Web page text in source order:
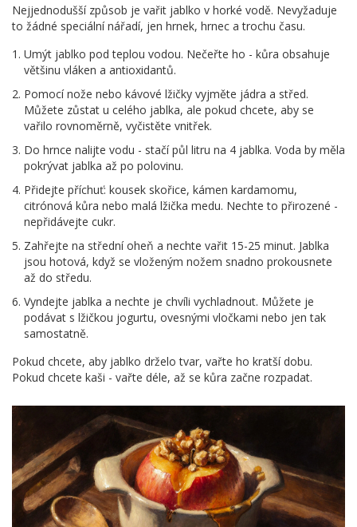
Nejjednodušší způsob je vařit jablko v horké vodě. Nevyžaduje
to žádné speciální nářadí, jen hrnek, hrnec a trochu času.
Umýt jablko pod teplou vodou. Nečeřte ho - kůra obsahuje
většinu vláken a antioxidantů.
Pomocí nože nebo kávové lžičky vyjměte jádra a střed.
Můžete zůstat u celého jablka, ale pokud chcete, aby se
vařilo rovnoměrně, vyčistěte vnitřek.
Do hrnce nalijte vodu - stačí půl litru na 4 jablka. Voda by měla
pokrývat jablka až po polovinu.
Přidejte příchuť: kousek skořice, kámen kardamomu,
citrónová kůra nebo malá lžička medu. Nechte to přirozené -
nepřidávejte cukr.
Zahřejte na střední oheň a nechte vařit 15-25 minut. Jablka
jsou hotová, když se vloženým nožem snadno prokousnete
až do středu.
Vyndejte jablka a nechte je chvíli vychladnout. Můžete je
podávat s lžičkou jogurtu, ovesnými vločkami nebo jen tak
samostatně.
Pokud chcete, aby jablko drželo tvar, vařte ho kratší dobu.
Pokud chcete kaši - vařte déle, až se kůra začne rozpadat.